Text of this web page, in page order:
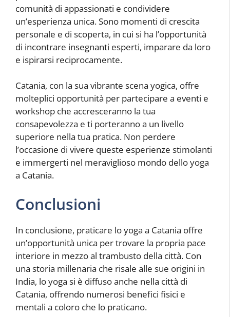
comunità di appassionati e condividere
un’esperienza unica. Sono momenti di crescita
personale e di scoperta, in cui si ha l’opportunità
di incontrare insegnanti esperti, imparare da loro
e ispirarsi reciprocamente.
Catania, con la sua vibrante scena yogica, offre
molteplici opportunità per partecipare a eventi e
workshop che accresceranno la tua
consapevolezza e ti porteranno a un livello
superiore nella tua pratica. Non perdere
l’occasione di vivere queste esperienze stimolanti
e immergerti nel meraviglioso mondo dello yoga
a Catania.
Conclusioni
In conclusione, praticare lo yoga a Catania offre
un’opportunità unica per trovare la propria pace
interiore in mezzo al trambusto della città. Con
una storia millenaria che risale alle sue origini in
India, lo yoga si è diffuso anche nella città di
Catania, offrendo numerosi benefici fisici e
mentali a coloro che lo praticano.